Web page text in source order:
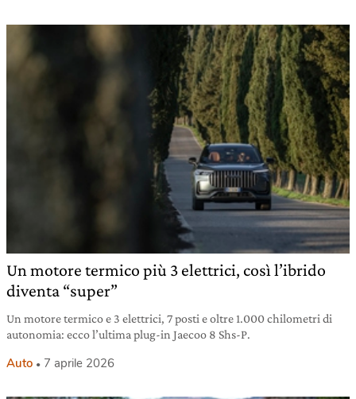
Un motore termico più 3 elettrici, così l’ibrido
diventa “super”
Un motore termico e 3 elettrici, 7 posti e oltre 1.000 chilometri di
autonomia: ecco l’ultima plug-in Jaecoo 8 Shs-P.
Auto 7 aprile 2026